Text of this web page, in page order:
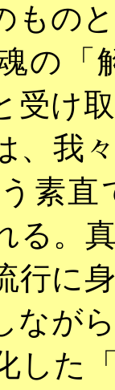
もの
の
受け
、我
素直
る。
行に
なが
した